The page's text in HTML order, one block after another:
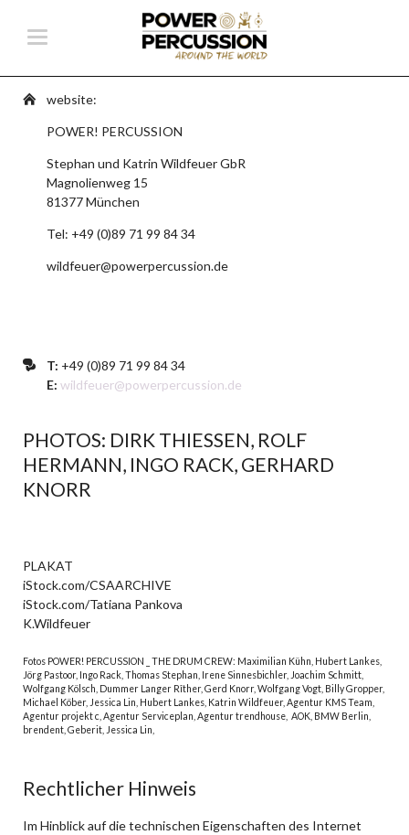
website:
POWER! PERCUSSION
Stephan und Katrin Wildfeuer GbR
Magnolienweg 15
81377 München
Tel: +49 (0)89 71 99 84 34
wildfeuer@powerpercussion.de
T: +49 (0)89 71 99 84 34
E: wildfeuer@powerpercussion.de
PHOTOS: DIRK THIESSEN, ROLF
HERMANN, INGO RACK, GERHARD
KNORR
PLAKAT
iStock.com/CSAARCHIVE
iStock.com/Tatiana Pankova
K.Wildfeuer
Fotos POWER! PERCUSSION _ THE DRUM CREW: Maximilian Kühn, Hubert Lankes,
Jörg Pastoor, Ingo Rack, Thomas Stephan, Irene Sinnesbichler, Joachim Schmitt,
Wolfgang Kölsch, Dummer Langer Rîther, Gerd Knorr, Wolfgang Vogt, Billy Gropper,
Michael Köber, Jessica Lin, Hubert Lankes, Katrin Wildfeuer, Agentur KMS Team,
Agentur projekt c, Agentur Serviceplan, Agentur trendhouse, AOK, BMW Berlin,
brendent, Geberit, Jessica Lin,
Rechtlicher Hinweis
Im Hinblick auf die technischen Eigenschaften des Internet